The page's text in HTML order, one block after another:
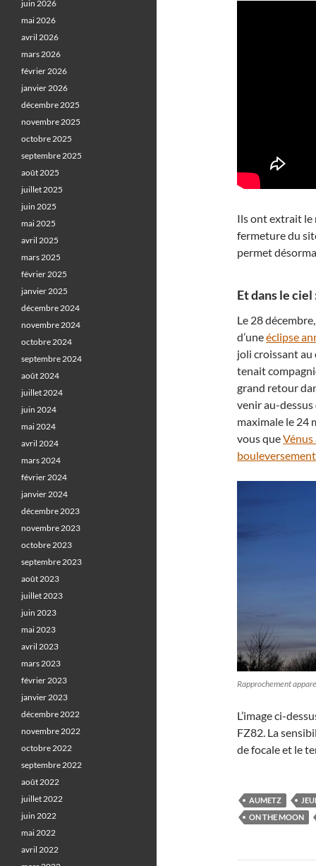
Ils ont extrait le
fermeture du
permet
Et dans le ciel
Le 28
d’uneéclipse
joli croissant au
tenait
grand retour
venir au-dessus
maximale le 24
vous queVénus
Rapprochement
L’image ci-
FZ82. La
de focale et le
AUMETZ
ON THE MOON
juin 2026
mai 2026
avril 2026
mars 2026
février 2026
janvier 2026
décembre 2025
novembre 2025
octobre 2025
septembre 2025
août 2025
juillet 2025
juin 2025
mai 2025
avril 2025
mars 2025
février 2025
janvier 2025
décembre 2024
novembre 2024
octobre 2024
septembre 2024
août 2024
juillet 2024
juin 2024
mai 2024
avril 2024
mars 2024
février 2024
janvier 2024
décembre 2023
novembre 2023
octobre 2023
septembre 2023
août 2023
juillet 2023
juin 2023
mai 2023
avril 2023
mars 2023
février 2023
janvier 2023
décembre 2022
novembre 2022
octobre 2022
septembre 2022
août 2022
juillet 2022
juin 2022
mai 2022
avril 2022